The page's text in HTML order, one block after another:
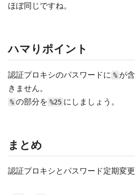
ほぼ同じですね。
ハマりポイント
認証プロキシのパスワードに % が
きません。
% の部分を %25 にしましょう。
まとめ
認証プロキシとパスワード定期変更